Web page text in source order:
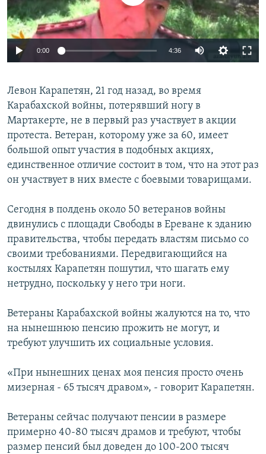
Հայերեն
English
Русский
Все сайты Радио Азатутюн
0:00 4:36
Левон Карапетян, 21 год назад, во время
Карабахской войны, потерявший ногу в
Мартакерте, не в первый раз участвует в акции
протеста. Ветеран, которому уже за 60, имеет
большой опыт участия в подобных акциях,
единственное отличие состоит в том, что на этот раз
он участвует в них вместе с боевыми товарищами.
Сегодня в полдень около 50 ветеранов войны
двинулись с площади Свободы в Ереване к зданию
правительства, чтобы передать властям письмо со
своими требованиями. Передвигающийся на
костылях Карапетян пошутил, что шагать ему
нетрудно, поскольку у него три ноги.
Ветераны Карабахской войны жалуются на то, что
на нынешнюю пенсию прожить не могут, и
требуют улучшить их социальные условия.
«При нынешних ценах моя пенсия просто очень
мизерная - 65 тысяч дравом», - говорит Карапетян.
Ветераны сейчас получают пенсии в размере
примерно 40-80 тысяч драмов и требуют, чтобы
размер пенсий был доведен до 100-200 тысяч